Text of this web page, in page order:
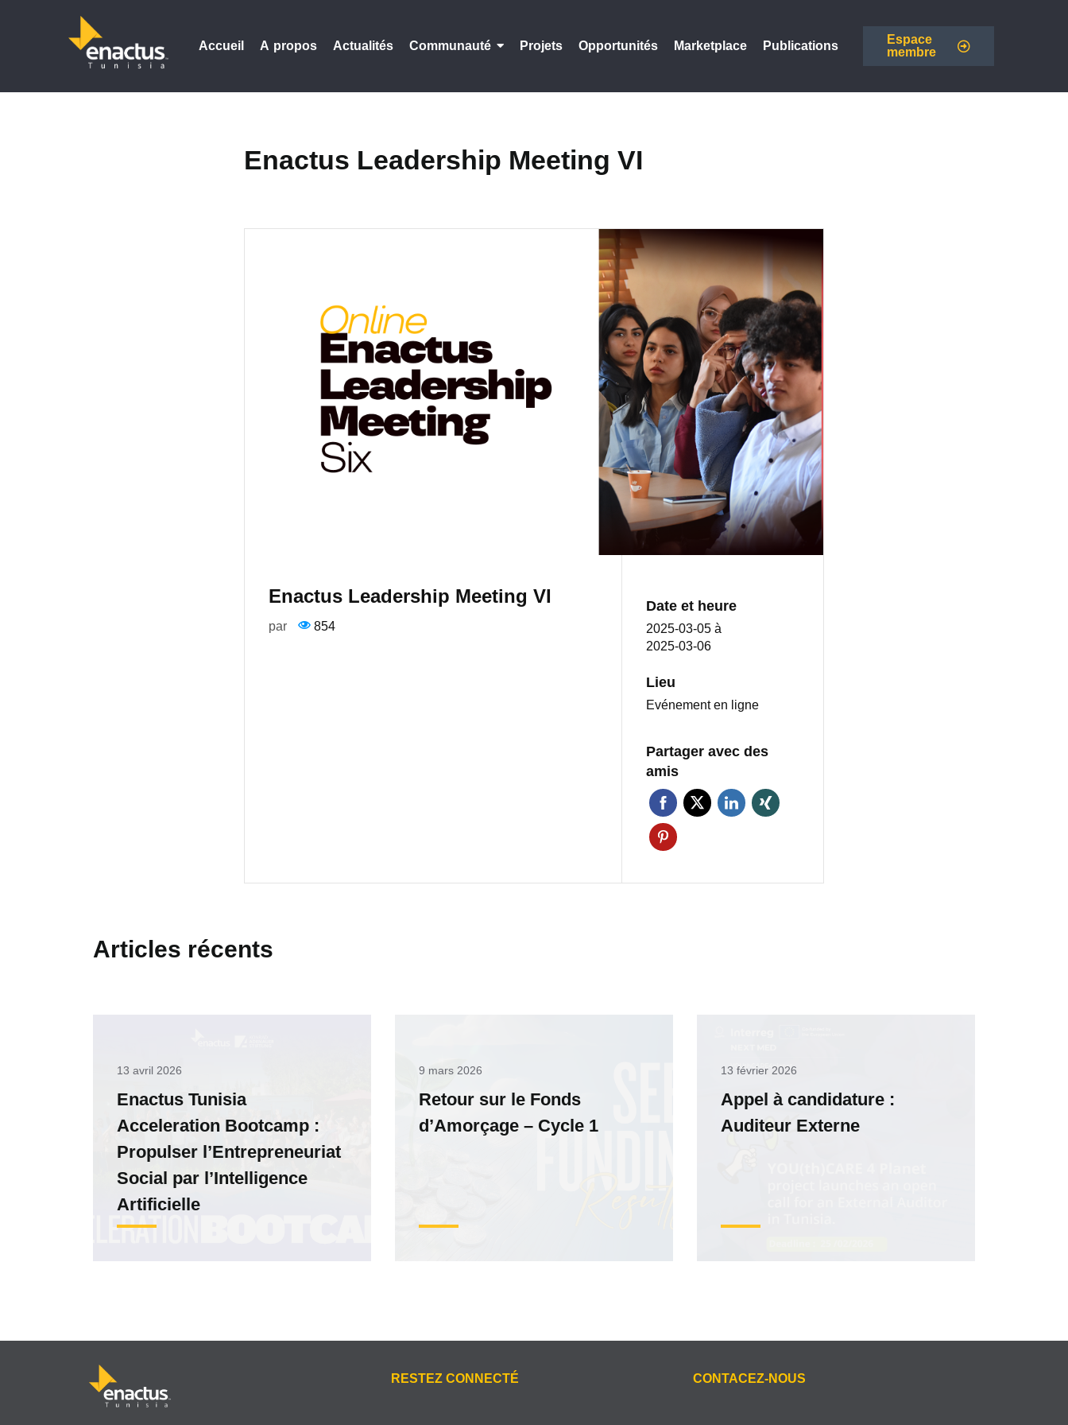
Accueil A propos Actualités Communauté Projets Opportunités Marketplace Publications
Espace
membre
Enactus Leadership Meeting VI
Enactus Leadership Meeting VI
par 854
Date et heure
2025-03-05à
2025-03-06
Lieu
Evénement en ligne
Partager avec des
amis
Articles récents
13 avril 2026
Enactus Tunisia
Acceleration Bootcamp :
Propulser l’Entrepreneuriat
Social par l’Intelligence
Artificielle
9 mars 2026
Retour sur le Fonds
d’Amorçage – Cycle 1
13 février 2026
Appel à candidature :
Auditeur Externe
RESTEZ CONNECTÉ CONTACEZ-NOUS